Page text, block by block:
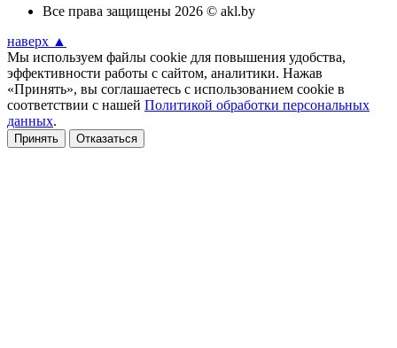
Все права защищены 2026 © akl.by
наверх ▲
Мы используем файлы cookie для повышения удобства,
эффективности работы с сайтом, аналитики. Нажав
«Принять», вы соглашаетесь с использованием cookie в
соответствии с нашей Политикой обработки персональных
данных.
Принять Отказаться